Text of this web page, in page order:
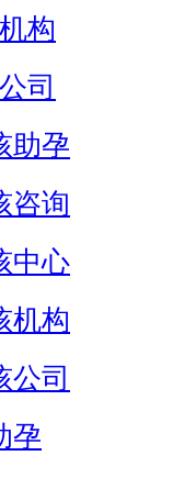
构
司
助孕
咨询
中心
机构
公司
孕